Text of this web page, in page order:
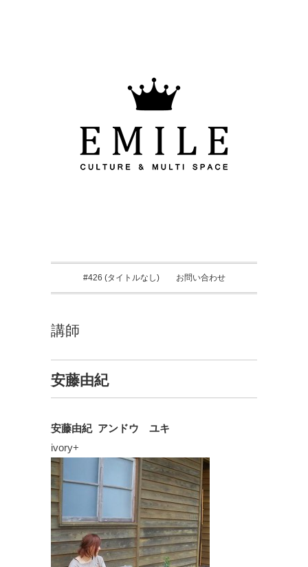
#426 (タイトルなし) お問い合わせ
講師
安藤由紀
安藤由紀 アンドウ ユキ
ivory+